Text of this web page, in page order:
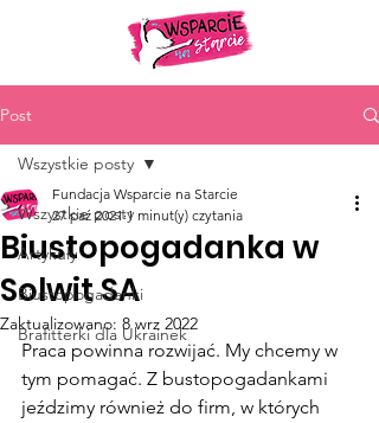
Post
Wszystkie posty
Artykuły
Biustopogadanki
Brafitterki dla Ukrainek
Wszystkie posty
Biustopogadanka w
Solwit SA
Fundacja Wsparcie na Starcie
27 paź 2021 1 minut(y) czytania
Zaktualizowano: 8 wrz 2022
Praca powinna rozwijać. My chcemy w
tym pomagać. Z bustopogadankami
jeździmy również do firm, w których